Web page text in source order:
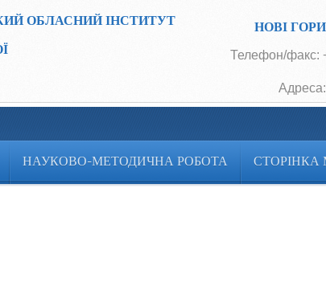
ОБЛАСНИЙ ІНСТИТУТ
НОВІ
Телефон/факс:
НАУКОВО-МЕТОДИЧНА РОБОТА